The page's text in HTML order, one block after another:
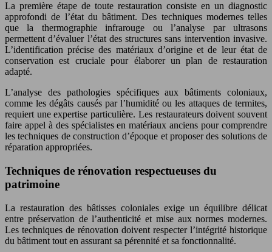
La première étape de toute restauration consiste en un diagnostic
approfondi de l’état du bâtiment. Des techniques modernes telles
que la thermographie infrarouge ou l’analyse par ultrasons
permettent d’évaluer l’état des structures sans intervention invasive.
L’identification précise des matériaux d’origine et de leur état de
conservation est cruciale pour élaborer un plan de restauration
adapté.
L’analyse des pathologies spécifiques aux bâtiments coloniaux,
comme les dégâts causés par l’humidité ou les attaques de termites,
requiert une expertise particulière. Les restaurateurs doivent souvent
faire appel à des spécialistes en matériaux anciens pour comprendre
les techniques de construction d’époque et proposer des solutions de
réparation appropriées.
Techniques de rénovation respectueuses du
patrimoine
La restauration des bâtisses coloniales exige un équilibre délicat
entre préservation de l’authenticité et mise aux normes modernes.
Les techniques de rénovation doivent respecter l’intégrité historique
du bâtiment tout en assurant sa pérennité et sa fonctionnalité.